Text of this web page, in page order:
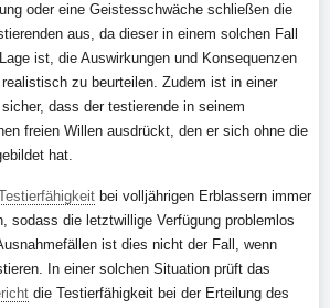
oder eine Geistesschwäche schließen die
aus, da dieser in einem solchen Fall
ist, die Auswirkungen und Konsequenzen
zu beurteilen. Zudem ist in einer
dass der testierende in seinem
freien Willen ausdrückt, den er sich ohne die
hat.
bei volljährigen Erblassern immer
sodass die letztwillige Verfügung problemlos
ist dies nicht der Fall, wenn
In einer solchen Situation prüft das
die Testierfähigkeit bei der Erteilung des